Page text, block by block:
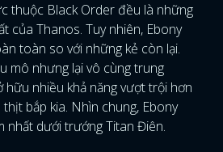
thuộc Black Order đều là những
của Thanos. Tuy nhiên, Ebony
toàn so với những kẻ còn lại.
mô nhưng lại vô cùng trung
hữu nhiều khả năng vượt trội hơn
bắp kia. Nhìn chung, Ebony
nhất dưới trướng Titan Điên.